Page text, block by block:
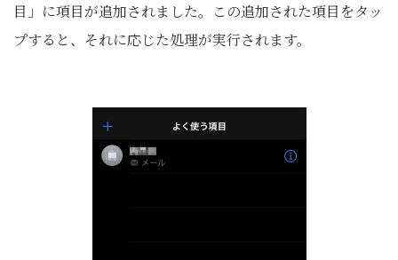
目」に項目が追加されました。この追加された項目をタッ
プすると、それに応じた処理が実行されます。